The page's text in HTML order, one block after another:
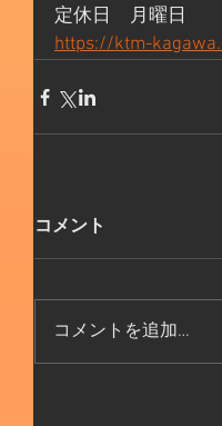
定休日　月曜日
https://ktm-
コメント
コメントを追加…